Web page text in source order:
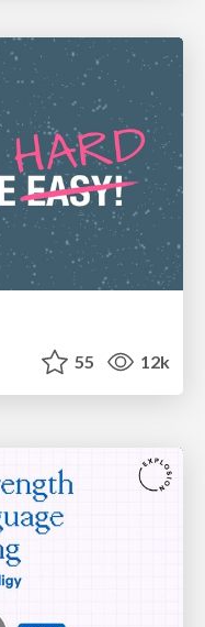
55 12k